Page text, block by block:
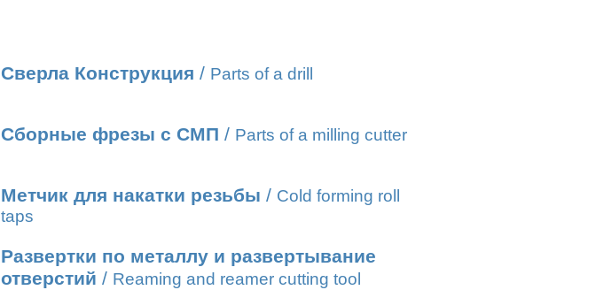
Сверла Конструкция / Parts of a drill
Сборные фрезы с СМП / Parts of a milling cutter
Метчик для накатки резьбы / Cold forming roll
taps
Развертки по металлу и развертывание
отверстий / Reaming and reamer cutting tool